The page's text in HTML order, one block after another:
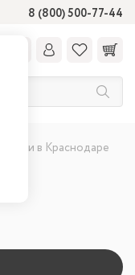
8 (800) 500-77-44
Мойки в Краснодаре